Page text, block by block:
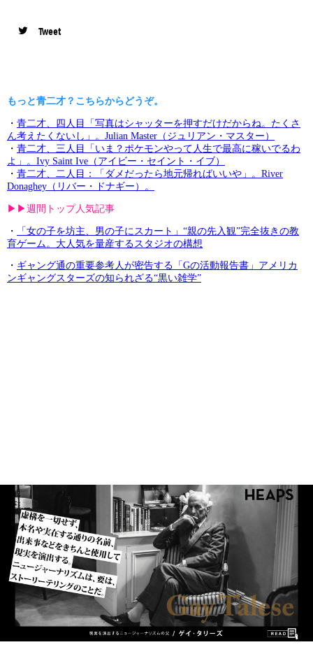
Tweet
もっと青二才？こちらからどうぞ。
・ 青二才、四人目「写真はシャッターを押すだけだからね。たくさ
ん考えたくないし」。Julian Master（ジュリアン・マスター）
・ 青二才、三人目「いま？ポケモンやって人生で最高に稼いでるわ
よ」。Ivy Saint Ive（アイビー・セイント・イブ）
・ 青二才、二人目：「ダメだったら地元帰ればいいや」。River
Donaghey（リバー・ドナギー）。
▶︎▶︎週間トップ人気記事
・
「女の子を坊主、男の子にスカート」“親の先入観”完全抜きの教
育ゲーム。大人気を量産するスタジオの構想
・ ギャング通の重要参考人が密告する「Gの活動報告書」アメリカ
ンギャングスターズの知られざる“黒い雑学”